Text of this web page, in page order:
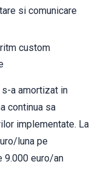
si comunicare
custom
a amortizat in
continua sa
implementate. La
luna pe
9.000 euro/an